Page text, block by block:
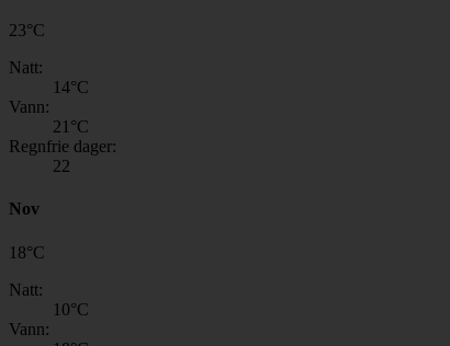
23°C
Natt:
14°C
Vann:
21 °C
Regnfrie dager:
22
Nov
18°C
Natt:
10°C
Vann: